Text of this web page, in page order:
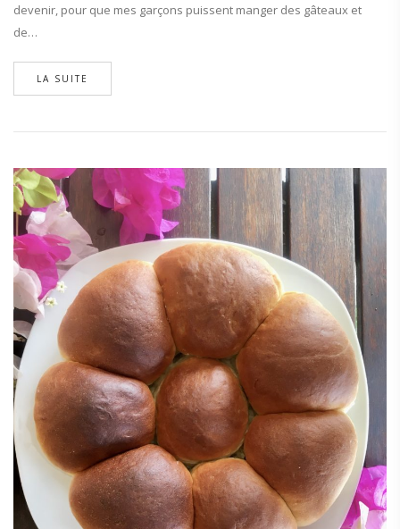
devenir, pour que mes garçons puissent manger des gâteaux et
de…
LA SUITE